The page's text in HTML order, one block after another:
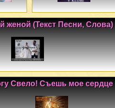
женой (Текст Песни, Слова)
Свело! Съешь мое сердце